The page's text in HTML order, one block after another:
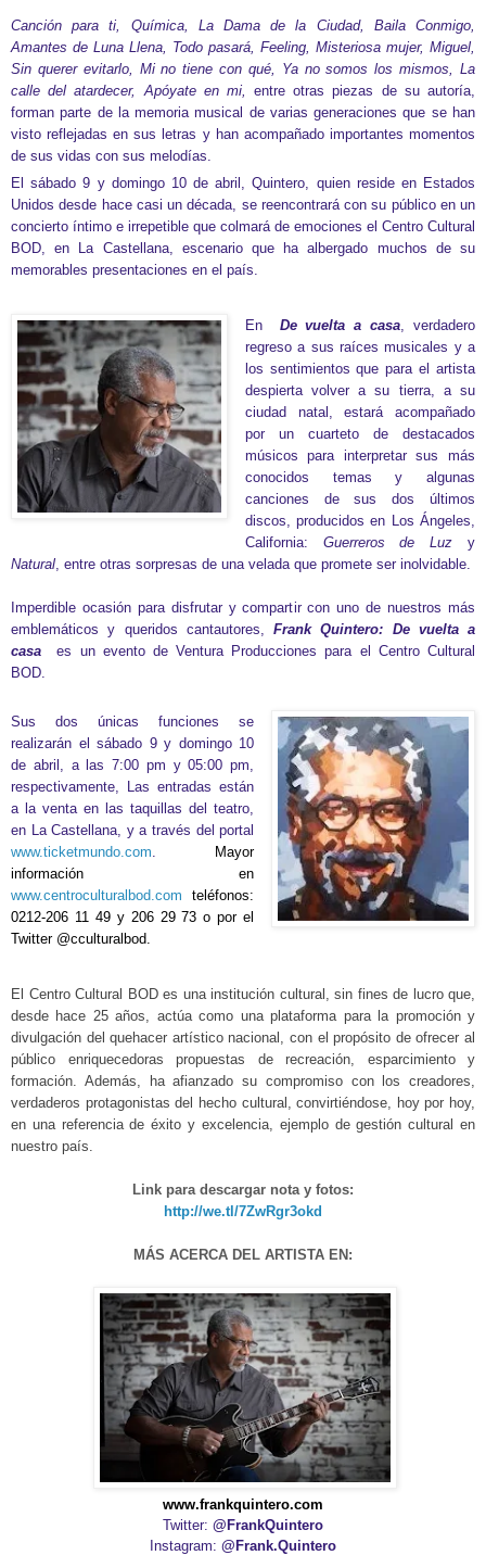
Canción para ti, Química, La Dama de la Ciudad, Baila Conmigo,
Amantes de Luna Llena, Todo pasará, Feeling, Misteriosa mujer, Miguel,
Sin querer evitarlo, Mi no tiene con qué, Ya no somos los mismos, La
calle del atardecer, Apóyate en mi,
entre otras piezas de su autoría,
forman parte de la memoria musical de varias generaciones que se han
visto reflejadas en sus letras y han acompañado importantes momentos
de sus vidas con sus melodías.
El sábado 9 y domingo 10 de abril, Quintero, quien reside en Estados
Unidos desde hace casi un década, se reencontrará con su público en un
concierto íntimo e irrepetible que colmará de emociones el Centro Cultural
BOD, en La Castellana, escenario que ha albergado muchos de su
memorables presentaciones en el país.
En De vuelta a casa , verdadero
regreso a sus raíces musicales y a
los sentimientos que para el artista
despierta volver a su tierra, a su
ciudad natal, estará acompañado
por un cuarteto de destacados
músicos para interpretar sus más
conocidos temas y algunas
canciones de sus dos últimos
discos, producidos en Los Ángeles,
California: Guerreros de Luz y
Natural , entre otras sorpresas de una velada que promete ser inolvidable.
mperdible ocasión para disfrutar y compartir con uno de nuestros más
emblemáticos y queridos cantautores, Frank Quintero: De vuelta a
casa es un evento de Ventura Producciones para el Centro Cultural
BOD.
Sus dos únicas funciones se
realizarán el sábado 9 y domingo 10
de abril, a las 7:00 pm y 05:00 pm,
respectivamente, Las entradas están
a la venta en las taquillas del teatro,
en La Castellana, y a través del portal
www.ticketmundo.com.
Mayor
información en
www.centroculturalbod.com teléfonos:
0212-206 11 49 y 206 29 73 o por el
Twitter @cculturalbod.
El Centro Cultural BOD es una institución cultural, sin fines de lucro que,
desde hace 25 años, actúa como una plataforma para la promoción y
divulgación del quehacer artístico nacional, con el propósito de ofrecer al
público enriquecedoras propuestas de recreación, esparcimiento y
formación. Además, ha afianzado su compromiso con los creadores,
verdaderos protagonistas del hecho cultural, convirtiéndose, hoy por hoy,
en una referencia de éxito y excelencia, ejemplo de gestión cultural en
nuestro país.
Link para descargar nota y fotos:
http://we.tl/7ZwRgr3okd
MÁS ACERCA DEL ARTISTA EN:
www.frankquintero.com
Twitter: @FrankQuintero
Instagram: @Frank.Quintero